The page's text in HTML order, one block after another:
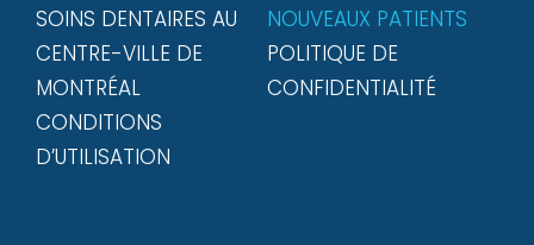
SOINS DENTAIRES AU
CENTRE-VILLE DE
MONTRÉAL
NOUVEAUX PATIENTS
POLITIQUE DE
CONFIDENTIALITÉ
CONDITIONS
D’UTILISATION